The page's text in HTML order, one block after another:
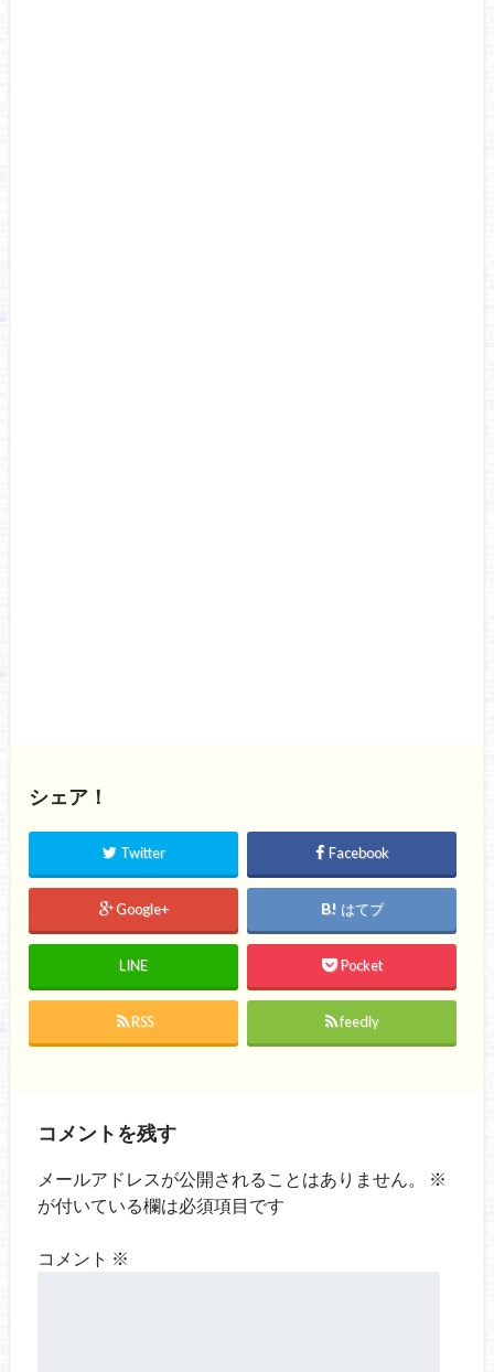
シェア！
Twitter Facebook
Google+ はてブ
LINE Pocket
RSS feedly
コメントを残す
メールアドレスが公開されることはありません。
※
が付いている欄は必須項目です
コメント ※